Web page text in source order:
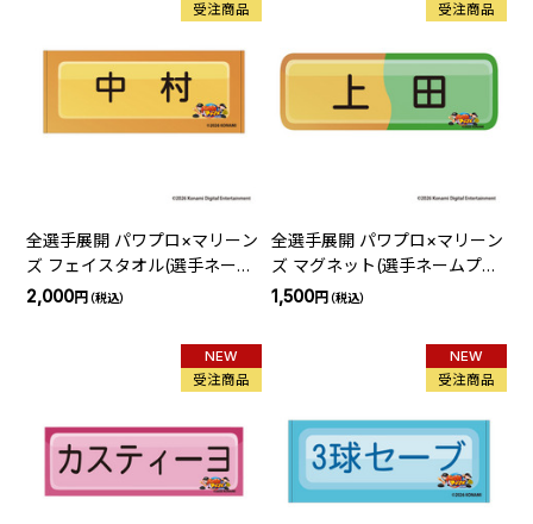
受注商品
全選手展開 パワプロ×マリーン
ズ フェイスタオル(選手ネーム
プレート)
2,000円（税込）
受注商品
全選手展開 パワプロ×マリーン
ズ マグネット(選手ネームプレ
ート)
1,500円（税込）
NEW
受注商品
NEW
受注商品